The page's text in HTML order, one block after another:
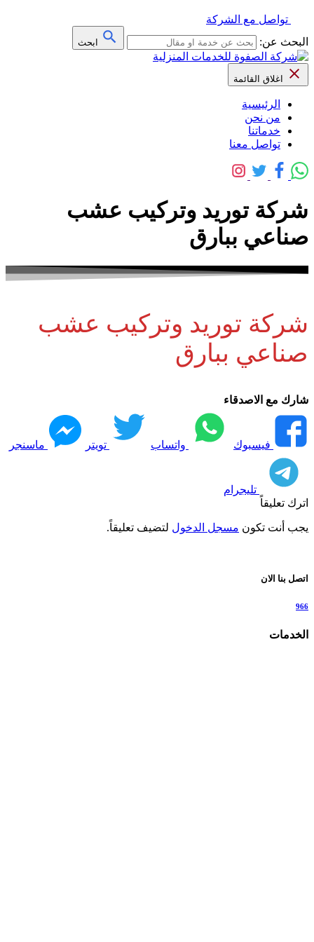
تواصل مع الشركة
البحث عن:
ابحث
اغلاق القائمة
الرئيسية
من نحن
خدماتنا
تواصل معنا
شركة توريد وتركيب عشب
صناعي ببارق
شركة توريد وتركيب عشب
صناعي ببارق
شارك مع الاصدقاء
فيسبوك واتساب تويتر ماسنجر
تليجرام
اترك تعليقاً
يجب أنت تكون مسجل الدخول لتضيف تعليقاً.
اتصل بنا الان
966
الخدمات